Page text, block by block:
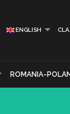
ENGLISH
ROMANIA-